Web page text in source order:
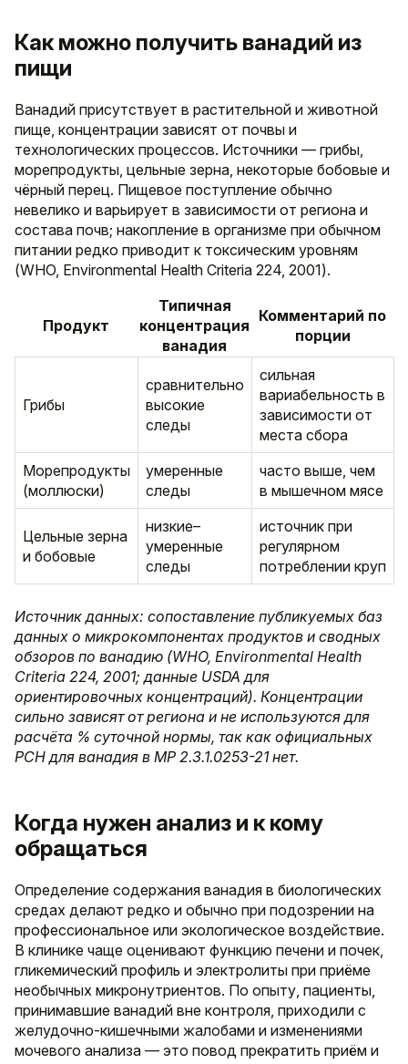
Как можно получить ванадий из
пищи
Ванадий присутствует в растительной и животной
пище, концентрации зависят от почвы и
технологических процессов. Источники — грибы,
морепродукты, цельные зерна, некоторые бобовые и
чёрный перец. Пищевое поступление обычно
невелико и варьирует в зависимости от региона и
состава почв; накопление в организме при обычном
питании редко приводит к токсическим уровням
(WHO, Environmental Health Criteria 224, 2001).
Продукт
Типичная
концентрация
ванадия
Комментарий по
порции
Грибы
сравнительно
высокие
следы
сильная
вариабельность в
зависимости от
места сбора
Морепродукты
(моллюски)
умеренные
следы
часто выше, чем
в мышечном мясе
Цельные зерна
и бобовые
низкие–
умеренные
следы
источник при
регулярном
потреблении круп
Источник данных: сопоставление публикуемых баз
данных о микрокомпонентах продуктов и сводных
обзоров по ванадию (WHO, Environmental Health
Criteria 224, 2001; данные USDA для
ориентировочных концентраций). Концентрации
сильно зависят от региона и не используются для
расчёта % суточной нормы, так как официальных
РСН для ванадия в МР 2.3.1.0253-21 нет.
Когда нужен анализ и к кому
обращаться
Определение содержания ванадия в биологических
средах делают редко и обычно при подозрении на
профессиональное или экологическое воздействие.
В клинике чаще оценивают функцию печени и почек,
гликемический профиль и электролиты при приёме
необычных микронутриентов. По опыту, пациенты,
принимавшие ванадий вне контроля, приходили с
желудочно-кишечными жалобами и изменениями
мочевого анализа — это повод прекратить приём и